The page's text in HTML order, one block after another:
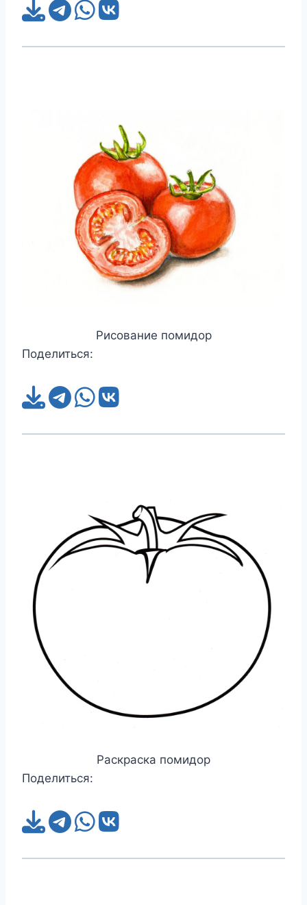
Рисование помидор
Поделиться:
Раскраска помидор
Поделиться: